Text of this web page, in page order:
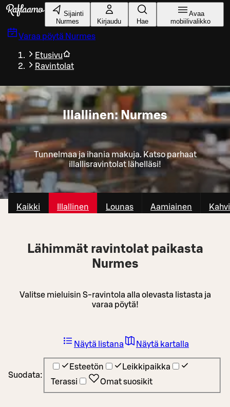
Siirry pääsisältöön
Sijainti
Nurmes
Kirjaudu Hae
Avaa
mobiilivalikko
Varaa pöytä Nurmes
Etusivu
Ravintolat
Illallinen: Nurmes
Tunnelmaa ja ihania makuja. Katso parhaat
illallisravintolat lähelläsi!
Kaikki Illallinen Lounas Aamiainen
Lähimmät ravintolat paikasta
Nurmes
Valitse mieluisin S-ravintola alla olevasta listasta ja
varaa pöytä!
Suodata:
Esteetön
Leikkipaikka
Terassi
Omat suosikit
Näytä listana Näytä kartalla